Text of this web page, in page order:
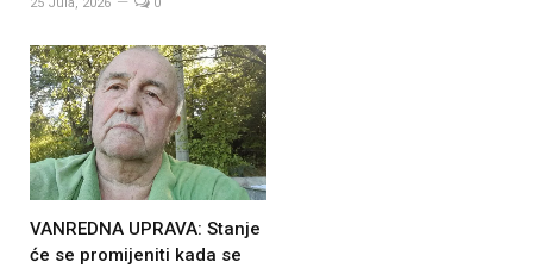
VANREDNA UPRAVA: Stanje
će se promijeniti kada se